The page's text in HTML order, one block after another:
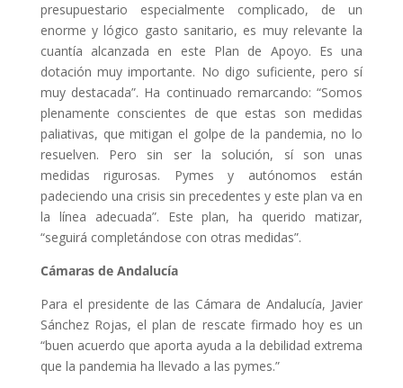
presupuestario especialmente complicado, de un
enorme y lógico gasto sanitario, es muy relevante la
cuantía alcanzada en este Plan de Apoyo. Es una
dotación muy importante. No digo suficiente, pero sí
muy destacada”. Ha continuado remarcando: “Somos
plenamente conscientes de que estas son medidas
paliativas, que mitigan el golpe de la pandemia, no lo
resuelven. Pero sin ser la solución, sí son unas
medidas rigurosas. Pymes y autónomos están
padeciendo una crisis sin precedentes y este plan va en
la línea adecuada”. Este plan, ha querido matizar,
“seguirá completándose con otras medidas”.
Cámaras de Andalucía
Para el presidente de las Cámara de Andalucía, Javier
Sánchez Rojas, el plan de rescate firmado hoy es un
“buen acuerdo que aporta ayuda a la debilidad extrema
que la pandemia ha llevado a las pymes.”